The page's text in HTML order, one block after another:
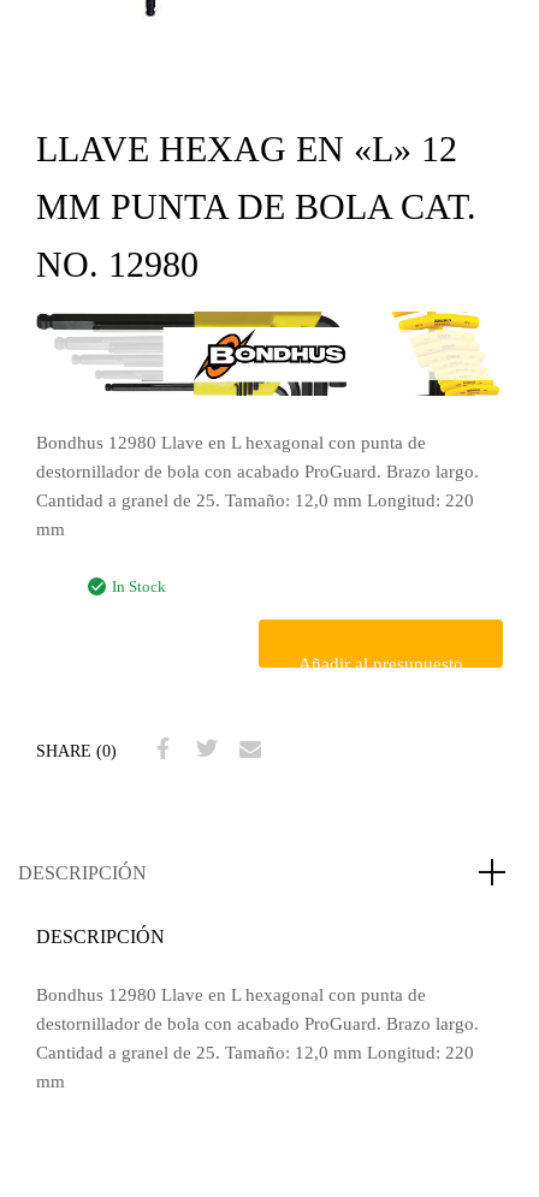
LLAVE HEXAG EN «L» 12
MM PUNTA DE BOLA CAT.
NO. 12980
Bondhus 12980 Llave en L hexagonal con punta de
destornillador de bola con acabado ProGuard. Brazo largo.
Cantidad a granel de 25. Tamaño: 12,0 mm Longitud: 220
mm
In Stock
Añadir al presupuesto
SHARE (0)
DESCRIPCIÓN
DESCRIPCIÓN
Bondhus 12980 Llave en L hexagonal con punta de
destornillador de bola con acabado ProGuard. Brazo largo.
Cantidad a granel de 25. Tamaño: 12,0 mm Longitud: 220
mm